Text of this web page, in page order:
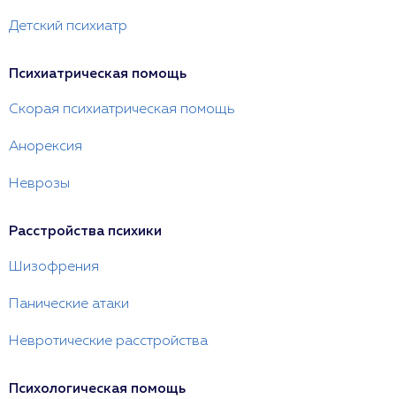
Детский психиатр
Психиатрическая помощь
Скорая психиатрическая помощь
Анорексия
Неврозы
Расстройства психики
Шизофрения
Панические атаки
Невротические расстройства
Психологическая помощь